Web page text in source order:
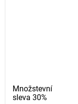
Množstevní
sleva 30%